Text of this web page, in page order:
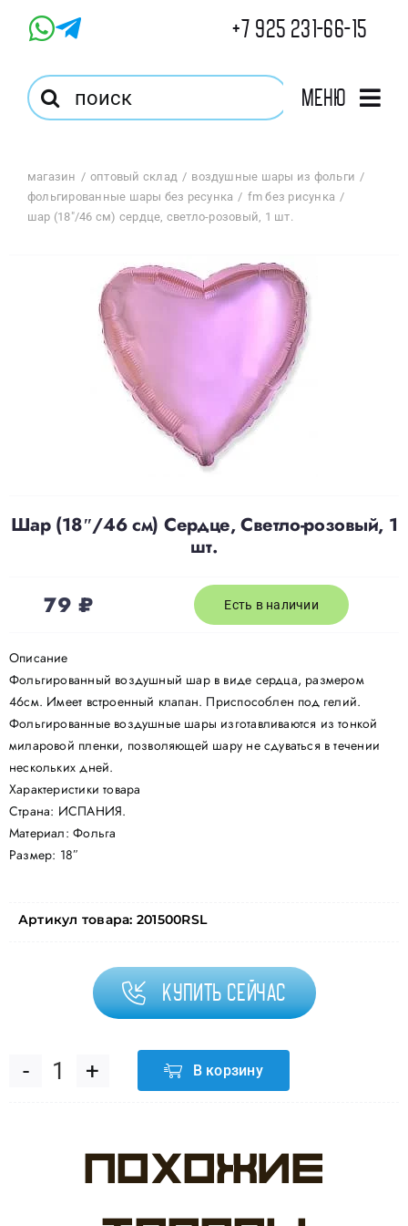
+7 925 231-66-15
Результат
поиска:
Меню
Магазин
Оптовый Магазин
Корзина
Избранное
О нас
Политика конфиденциальности
магазин оптовый склад
воздушные шары из фольги
фольгированные шары без ресунка
fm без рисунка
шар (18″/46 см) сердце, светло-розовый, 1 шт.
Шар (18″/46 см) Сердце, Светло-розовый, 1
шт.
79₽ Есть в наличии
Описание
Фольгированный воздушный шар в виде сердца, размером
46см. Имеет встроенный клапан. Приспособлен под гелий.
Фольгированные воздушные шары изготавливаются из тонкой
миларовой пленки, позволяющей шару не сдуваться в течении
нескольких дней.
Характеристики товара
Страна: ИСПАНИЯ.
Материал: Фольга
Размер: 18″
Артикул товара: 201500RSL
Купить сейчас
Количество
Шар
В корзину
Похожие